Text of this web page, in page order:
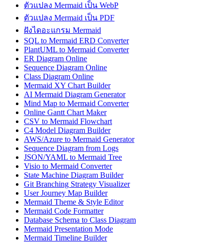
ตัวแปลง Mermaid เป็น WebP
ตัวแปลง Mermaid เป็น PDF
ฝังไดอะแกรม Mermaid
SQL to Mermaid ERD Converter
PlantUML to Mermaid Converter
ER Diagram Online
Sequence Diagram Online
Class Diagram Online
Mermaid XY Chart Builder
AI Mermaid Diagram Generator
Mind Map to Mermaid Converter
Online Gantt Chart Maker
CSV to Mermaid Flowchart
C4 Model Diagram Builder
AWS/Azure to Mermaid Generator
Sequence Diagram from Logs
JSON/YAML to Mermaid Tree
Visio to Mermaid Converter
State Machine Diagram Builder
Git Branching Strategy Visualizer
User Journey Map Builder
Mermaid Theme & Style Editor
Mermaid Code Formatter
Database Schema to Class Diagram
Mermaid Presentation Mode
Mermaid Timeline Builder